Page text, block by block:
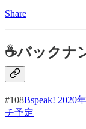
Share
☕バックナ
#108Bspeak! 2020
チ予定